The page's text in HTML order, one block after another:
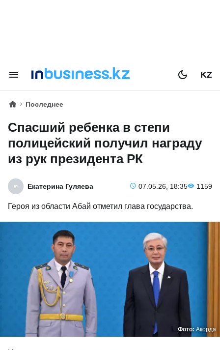
KZ
Последнее
Спасший ребенка в степи
полицейский получил награду
из рук президента РК
Екатерина Гуляева 07.05.26, 18:35 1159
Героя из области Абай отметил глава государства.
Фото: Акорда